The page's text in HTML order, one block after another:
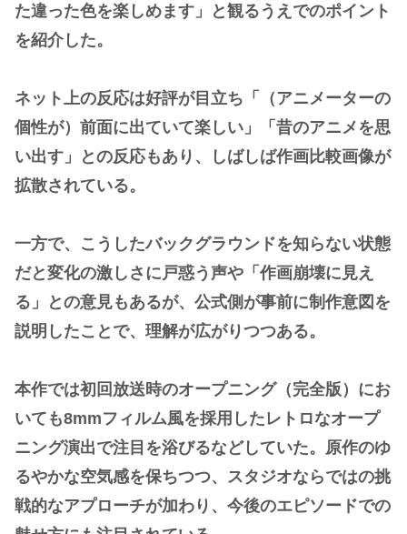
た違った色を楽しめます」と観るうえでのポイント
を紹介した。
ネット上の反応は好評が目立ち「（アニメーターの
個性が）前面に出ていて楽しい」「昔のアニメを思
い出す」との反応もあり、しばしば作画比較画像が
拡散されている。
一方で、こうしたバックグラウンドを知らない状態
だと変化の激しさに戸惑う声や「作画崩壊に見え
る」との意見もあるが、公式側が事前に制作意図を
説明したことで、理解が広がりつつある。
本作では初回放送時のオープニング（完全版）にお
いても8mmフィルム風を採用したレトロなオープ
ニング演出で注目を浴びるなどしていた。原作のゆ
るやかな空気感を保ちつつ、スタジオならではの挑
戦的なアプローチが加わり、今後のエピソードでの